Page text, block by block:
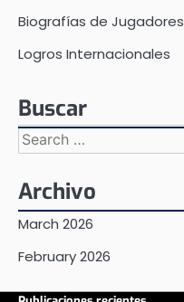
Biografías de Jugadores
Logros Internacionales
Buscar
Search
for:
Archivo
March 2026
February 2026